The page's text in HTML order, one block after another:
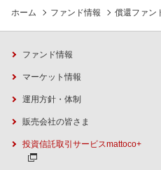
ホーム ファンド情報 償還ファン
ファンド情報
マーケット情報
運用方針・体制
販売会社の皆さま
投資信託取引サービスmattoco+